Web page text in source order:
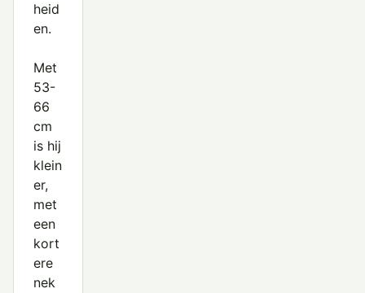
heid
en.
Met
53-
66
cm
is hij
klein
er,
met
een
kort
ere
nek